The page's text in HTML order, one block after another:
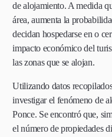
de alojamiento. A medida
área, aumenta la
decidan hospedarse en o
impacto económico del
las zonas que se alojan.
Utilizando datos
investigar el fenómeno de
Ponce. Se encontró que,
el número de propiedades